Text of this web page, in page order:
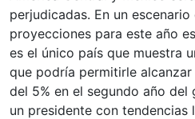
perjudicadas. En un
proyecciones para este año
es el único país que muestra
que podría permitirle
del 5% en el segundo año
un presidente con tendencias